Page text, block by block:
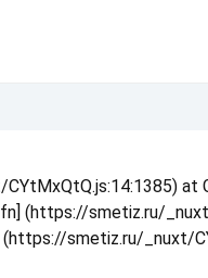
at
(https://smetiz.ru/
smetiz.ru/_nuxt/